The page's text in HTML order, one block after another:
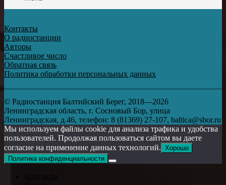
Контакты
О радиостанции
Авторы
Счастливое число
Обратная связь
Политика обработки персональных данных
© Радиостанция Балтийский Берег, 2018—2026
Ленинградская область, г. Сосновый Бор, улица
Ленинградская, д.46, телефон: 8 (81369) 27-107, baltica@sbor.ru
Мы используем файлы cookie для анализа трафика и удобства
пользователей. Продолжая пользоваться сайтом вы даете
согласие на применение данных технологий. Хорошо
Политика конфиденциальности